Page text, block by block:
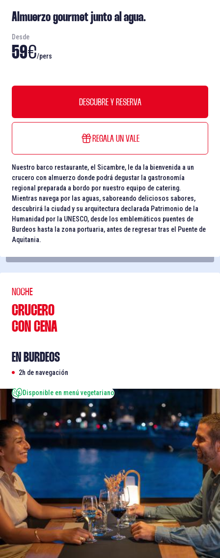
Almuerzo gourmet junto al agua.
Desde
59€/pers
DESCUBRE Y RESERVA
REGALA UN VALE
Nuestro barco restaurante, el Sicambre, le da la bienvenida a un
crucero con almuerzo donde podrá degustar la gastronomía
regional preparada a bordo por nuestro equipo de catering.
Mientras navega por las aguas, saboreando deliciosos sabores,
descubrirá la ciudad y su arquitectura declarada Patrimonio de la
Humanidad por la UNESCO, desde los emblemáticos puentes de
Burdeos hasta la zona portuaria, antes de regresar tras el Puente de
Aquitania.
NOCHE
CRUCERO
CON CENA
EN BURDEOS
2h de navegación
Disponible en menú vegetariano